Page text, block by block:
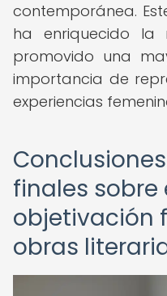
contemporánea.
ha enriquecido la
promovido una
importancia de
experiencias
finales sobre
objetivación
obras